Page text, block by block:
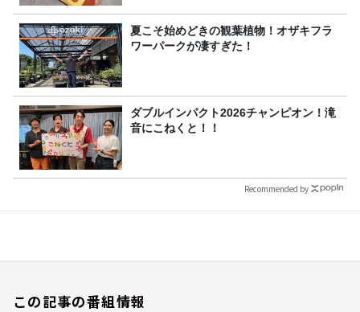
夏こそ始めどきの観葉植物！オザキフラ
ワーパークが凄すぎた！
ダブルインパクト2026チャンピオン！滝
音にこねくと！！
Recommended by
この記事の番組情報